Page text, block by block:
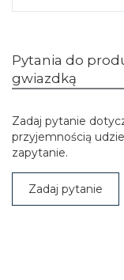
Pytania do
gwiazdką
Zadaj pytanie
przyjemnością
zapytanie.
Zadaj pytanie